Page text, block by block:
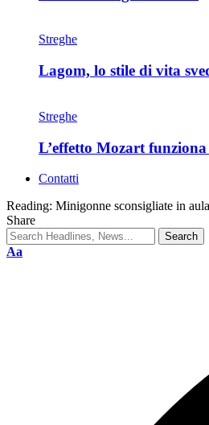
Streghe
Lagom, lo stile di vita
Streghe
L’effetto Mozart
Contatti
Reading: Minigonne sconsigliate in
Share
Aa